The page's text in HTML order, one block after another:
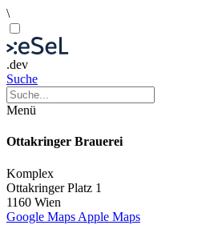
\
.dev
Suche
Menü
Ottakringer Brauerei
Komplex
Ottakringer Platz 1
1160 Wien
Google Maps Apple Maps